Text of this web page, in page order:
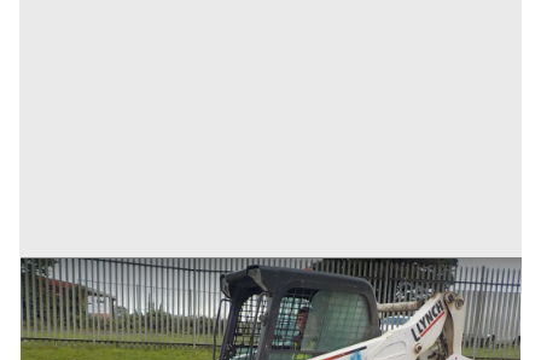
2014 Bobcat T590 minipala cingolata
Prezzo
12.000 €